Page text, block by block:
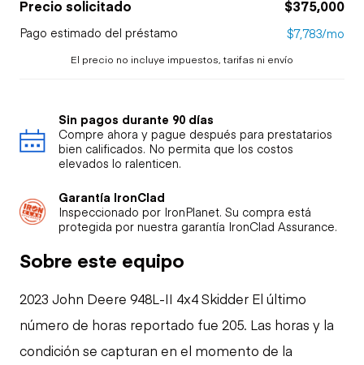
Precio solicitado $375,000
Pago estimado del préstamo $7,783/mo
El precio no incluye impuestos, tarifas ni envío
Sin pagos durante 90 días
Compre ahora y pague después para prestatarios
bien calificados. No permita que los costos
elevados lo ralenticen.
Garantía IronClad
Inspeccionado por IronPlanet. Su compra está
protegida por nuestra garantía IronClad Assurance.
Sobre este equipo
2023 John Deere 948L-II 4x4 Skidder El último
número de horas reportado fue 205. Las horas y la
condición se capturan en el momento de la